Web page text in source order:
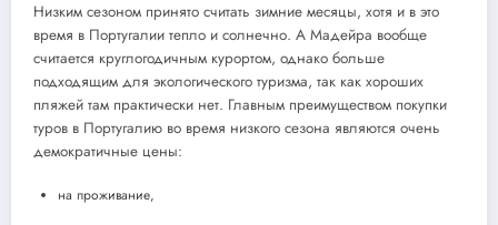
Низким сезоном принято считать зимние месяцы, хотя и в это
время в Португалии тепло и солнечно. А Мадейра вообще
считается круглогодичным курортом, однако больше
подходящим для экологического туризма, так как хороших
пляжей там практически нет. Главным преимуществом покупки
туров в Португалию во время низкого сезона являются очень
демократичные цены:
на проживание,